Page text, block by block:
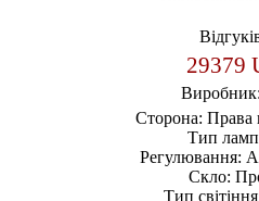
29379
Виробник:
Сторона: Права
Тип
Регулювання:
Скло:
Тип